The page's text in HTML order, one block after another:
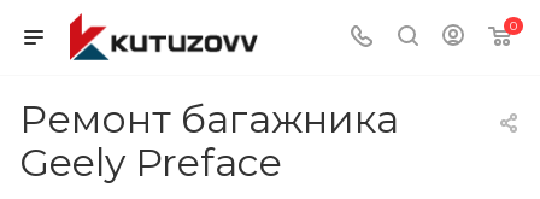
0
Ремонт багажника
Geely Preface